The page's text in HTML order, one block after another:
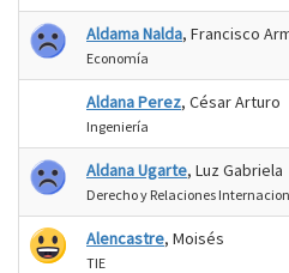
Aldama Nalda, Francisco
Economía
Aldana Perez, César Arturo
Ingeniería
Aldana Ugarte, Luz Gabriela
Derecho y Relaciones
Alencastre, Moisés
TIE